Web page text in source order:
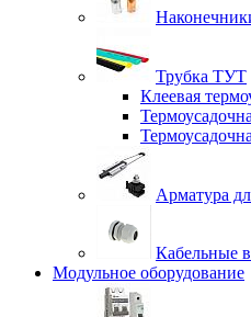
Трубка ТУТ
Клеевая
Арматура
Кабельные
Модульное оборудование